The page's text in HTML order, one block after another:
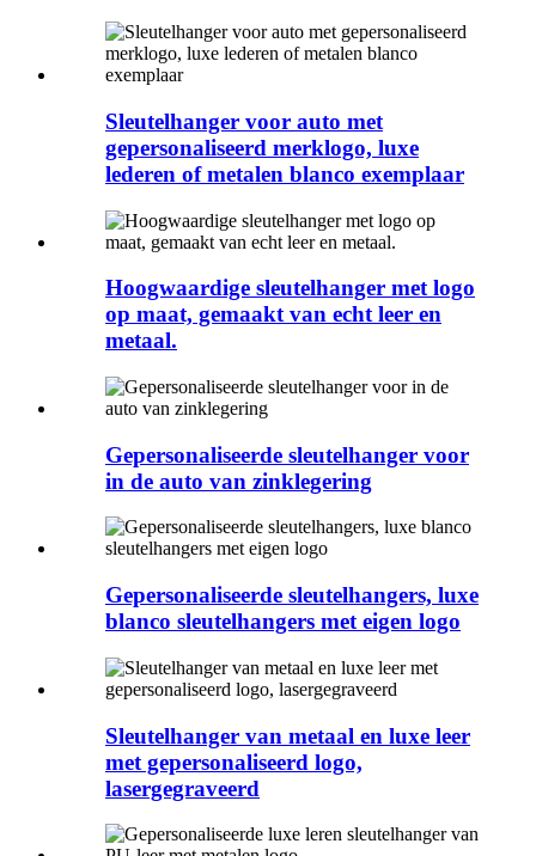
Sleutelhanger voor auto met
gepersonaliseerd merklogo, luxe
lederen of metalen blanco exemplaar
Hoogwaardige sleutelhanger met logo
op maat, gemaakt van echt leer en
metaal.
Gepersonaliseerde sleutelhanger voor
in de auto van zinklegering
Gepersonaliseerde sleutelhangers, luxe
blanco sleutelhangers met eigen logo
Sleutelhanger van metaal en luxe leer
met gepersonaliseerd logo,
lasergegraveerd